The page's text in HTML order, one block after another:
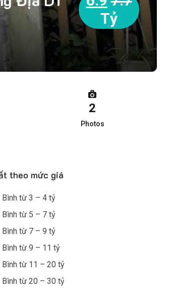
Tỷ
2
Photos
theo mức giá
Bình từ 3 – 4 tỷ
Bình từ 5 – 7 tỷ
Bình từ 7 – 9 tỷ
Bình từ 9 – 11 tỷ
Bình từ 11 – 20 tỷ
Bình từ 20 – 30 tỷ